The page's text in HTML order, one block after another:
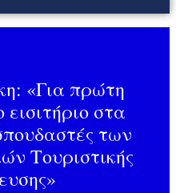
«Για πρώτη
στα
των
Τουριστικής